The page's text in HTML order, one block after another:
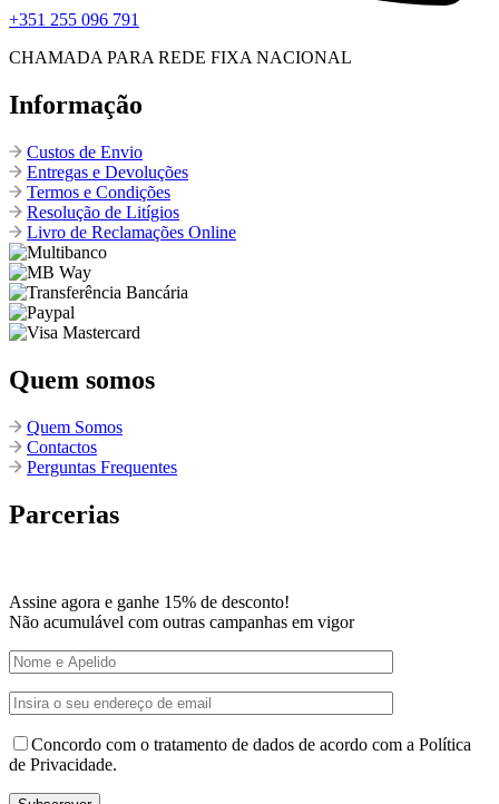
+351 255 096 791
CHAMADA PARA REDE FIXA NACIONAL
Informação
Custos de Envio
Entregas e Devoluções
Termos e Condições
Resolução de Litígios
Livro de Reclamações Online
Quem somos
Quem Somos
Contactos
Perguntas Frequentes
Parcerias
Assine agora e ganhe 15% de desconto!
Não acumulável com outras campanhas em vigor
Concordo com o tratamento de dados de acordo com a Política
de Privacidade.